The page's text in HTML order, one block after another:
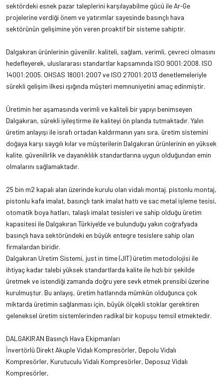
sektördeki esnek pazar taleplerini karşılayabilme gücü ile Ar-Ge
projelerine verdiği önem ve yatırımlar sayesinde basınçlı hava
sektörünün gelişimine yön veren proaktif bir sisteme sahiptir.
Dalgakıran ürünlerinin güvenilir. kaliteli, sağlam, verimli, çevreci olmasını
hedefleyerek, uluslararası standartlar kapsamında ISO 9001:2008. ISO
14001:2005. OHSAS 18001:2007 ve ISO 27001:2013 denetlemeleriyle
sürekli gelişim ilkesi ışığında müşteri memnuniyetini amaç edinmiştir.
Üretimin her aşamasında verimli ve kaliteli bir yapıyı benimseyen
Dalgakıran, sürekli iyileştirme ile kaliteyi ön planda tutmaktadır. Yalın
üretim anlayışı ile israfı ortadan kaldırmanın yanı sıra, üretim sistemini
doğaya karşı saygılı kılar ve müşterilerin Dalgakıran ürünlerinin en yüksek
kalite. güvenilirlik ve dayanıklılık standartlarına uygun olduğundan emin
olmalarını sağlamaktadır.
25 bin m2 kapalı alan üzerinde kurulu olan vidalı montaj. pistonlu montaj,
pistonlu kafa imalat, basınçlı tank imalat hattı ve sac metal işleme tesisi,
otomatik boya hatları, talaşlı imalat tesisleri ve sahip olduğu üretim
kapasitesi ile Dalgakıran Türkiye'de ve bulunduğu yakın coğrafyada
basınçlı hava sektöründeki en büyük entegre tesislere sahip olan
firmalardan biridir.
Dalgakıran Uretim Sistemi, just in time (JIT) üretim metodolojisi ile
ihtiyaç kadar talebi yüksek standartlarda kalite ile hızlı bir şekilde
üretmek ve istendiği zamanda doğru yere sevk etmek prensibi üzerine
kurulmuştur. Bu anlayış, üretim hatlarında mümkün olduğunca çok
miktarda üretimin sağlanması için, büyük ölçekli stoklar gerektiren
geleneksel üretim sistemlerinden radikal bir kopuşu temsil etmektedir.
DALGAKIRAN Basınçlı Hava Ekipmanları
İnvertörlü Direkt Akuple Vidalı Kompresörler, Depolu Vidalı
Kompresörler, Kurutuculu Vidalı Kompresörler, Deposuz Vidalı
Kompresörler,